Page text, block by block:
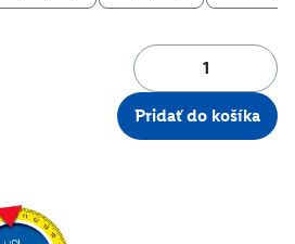
Pridať do košíka